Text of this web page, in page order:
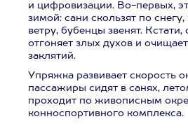
и цифровизации. Во-первых,
зимой: сани скользят по
ветру, бубенцы звенят. Кстати,
отгоняет злых духов и
заклятий.
Упряжка развивает скорость
пассажиры сидят в санях,
проходит по живописным
конноспортивного комплекса.